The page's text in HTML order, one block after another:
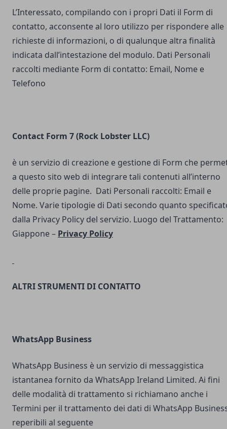
L’Interessato, compilando con i propri Dati il Form di
contatto, acconsente al loro utilizzo per rispondere alle
richieste di informazioni, o di qualunque altra finalità
indicata dall’intestazione del modulo. Dati Personali
raccolti mediante Form di contatto: Email, Nome e
Telefono
Contact Form 7 (Rock Lobster LLC)
è un servizio di creazione e gestione di Form che
a questo sito web di integrare tali contenuti all’interno
delle proprie pagine. Dati Personali raccolti: Email e
Nome. Varie tipologie di Dati secondo quanto
dalla Privacy Policy del servizio. Luogo del Trattamento:
Giappone – Privacy Policy
ALTRI STRUMENTI DI CONTATTO
WhatsApp Business
WhatsApp Business è un servizio di messaggistica
istantanea fornito da WhatsApp Ireland Limited. Ai fini
delle modalità di trattamento si richiamano anche i
Termini per il trattamento dei dati di WhatsApp
reperibili al seguente